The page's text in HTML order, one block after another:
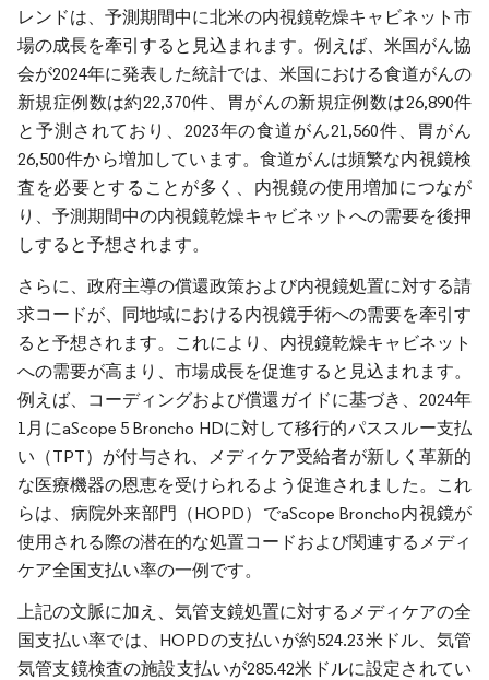
レンドは、予測期間中に北米の内視鏡乾燥キャビネット市
場の成長を牽引すると見込まれます。例えば、米国がん協
会が2024年に発表した統計では、米国における食道がんの
新規症例数は約22,370件、胃がんの新規症例数は26,890件
と予測されており、2023年の食道がん21,560件、胃がん
26,500件から増加しています。食道がんは頻繁な内視鏡検
査を必要とすることが多く、内視鏡の使用増加につなが
り、予測期間中の内視鏡乾燥キャビネットへの需要を後押
しすると予想されます。
さらに、政府主導の償還政策および内視鏡処置に対する請
求コードが、同地域における内視鏡手術への需要を牽引す
ると予想されます。これにより、内視鏡乾燥キャビネット
への需要が高まり、市場成長を促進すると見込まれます。
例えば、コーディングおよび償還ガイドに基づき、2024年
1月にaScope 5 Broncho HDに対して移行的パススルー支払
い（TPT）が付与され、メディケア受給者が新しく革新的
な医療機器の恩恵を受けられるよう促進されました。これ
らは、病院外来部門（HOPD）でaScope Broncho内視鏡が
使用される際の潜在的な処置コードおよび関連するメディ
ケア全国支払い率の一例です。
上記の文脈に加え、気管支鏡処置に対するメディケアの全
国支払い率では、HOPDの支払いが約524.23米ドル、気管
気管支鏡検査の施設支払いが285.42米ドルに設定されてい